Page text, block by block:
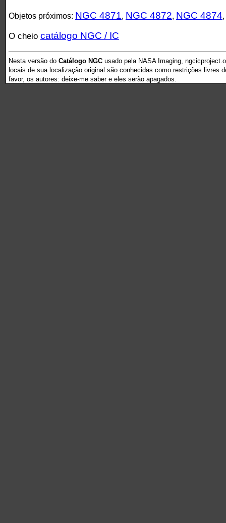
Objetos próximos: NGC 4871, NGC 4872, NGC 4874,
O cheio catálogo NGC / IC
Nesta versão do Catálogo NGC usado pela NASA Imaging,
locais de sua localização original são conhecidas como restrições livres
favor, os autores: deixe-me saber e eles serão apagados.